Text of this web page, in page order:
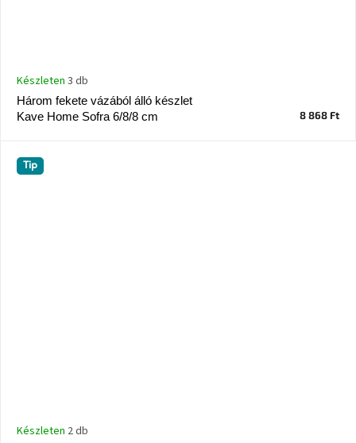
Három fekete vázából álló készlet
Kave Home Sofra 6/8/8 cm
Készleten 3 db
8 868 Ft
Tip
Készleten 2 db